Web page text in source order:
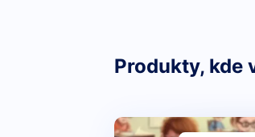
Produkty, kde